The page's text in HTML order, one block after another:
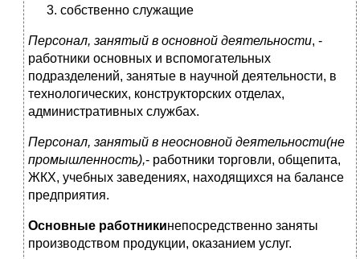
собственно служащие
Персонал, занятый в основной деятельности, -
работники основных и вспомогательных
подразделений, занятые в научной деятельности, в
технологических, конструкторских отделах,
административных службах.
Персонал, занятый в неосновной деятельности(не
промышленность),- работники торговли, общепита,
ЖКХ, учебных заведениях, находящихся на балансе
предприятия.
Основные работникинепосредственно заняты
производством продукции, оказанием услуг.